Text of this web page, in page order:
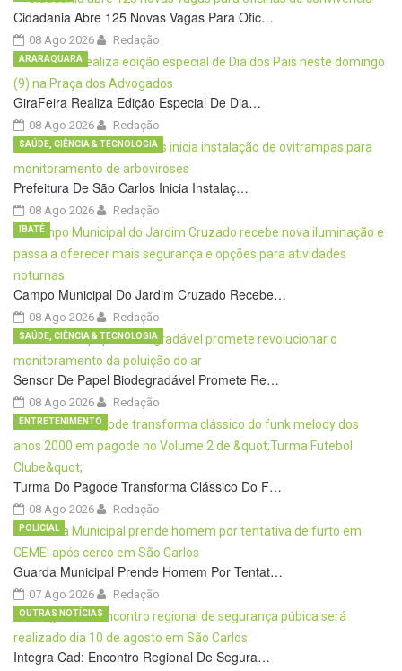
Cidadania Abre 125 Novas Vagas Para Ofic…
08 Ago 2026 Redação
GiraFeira Realiza Edição Especial De Dia…
08 Ago 2026
ARARAQUARA
Redação
Prefeitura De São Carlos Inicia Instalaç…
08 Ago 2026
SAÚDE, CIÊNCIA & TECNOLOGIA
Redação
Campo Municipal Do Jardim Cruzado Recebe…
08 Ago 2026
IBATÉ
Redação
Sensor De Papel Biodegradável Promete Re…
08 Ago 2026
SAÚDE, CIÊNCIA & TECNOLOGIA
Redação
Turma Do Pagode Transforma Clássico Do F…
08 Ago 2026
ENTRETENIMENTO
Redação
Guarda Municipal Prende Homem Por Tentat…
07 Ago 2026
POLICIAL
Redação
Integra Cad: Encontro Regional De Segura…
OUTRAS NOTÍCIAS